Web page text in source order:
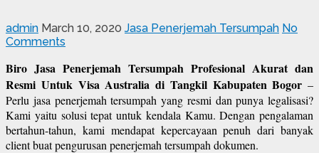
admin March 10, 2020 Jasa Penerjemah Tersumpah No
Comments
Biro Jasa Penerjemah Tersumpah Profesional Akurat dan
Resmi Untuk Visa Australia di Tangkil Kabupaten Bogor –
Perlu jasa penerjemah tersumpah yang resmi dan punya legalisasi?
Kami yaitu solusi tepat untuk kendala Kamu. Dengan pengalaman
bertahun-tahun, kami mendapat kepercayaan penuh dari banyak
client buat pengurusan penerjemah tersumpah dokumen.